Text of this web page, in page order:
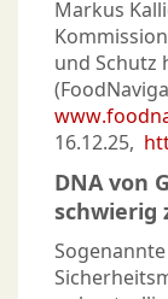
Markus
und Schutz
16.12.25,
DNA von
schwierig